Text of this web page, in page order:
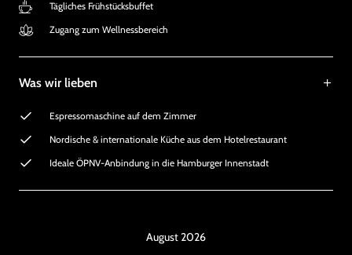
Tägliches Frühstücksbuffet
Zugang zum Wellnessbereich
Was wir lieben
Espressomaschine auf dem Zimmer
Nordische & internationale Küche aus dem Hotelrestaurant
Ideale ÖPNV-Anbindung in die Hamburger Innenstadt
August 2026